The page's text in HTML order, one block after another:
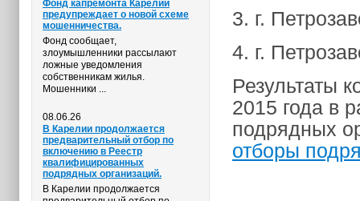
Фонд капремонта Карелии
предупреждает о новой схеме
мошенничества.
Фонд сообщает,
злоумышленники рассылают
ложные уведомления
собственникам жилья.
Мошенники ...
08.06.26
В Карелии продолжается
предварительный отбор по
включению в Реестр
квалифицированных
подрядных организаций.
В Карелии продолжается
3. г.
4. г.
Результаты
2015 года в
подрядных
отборы